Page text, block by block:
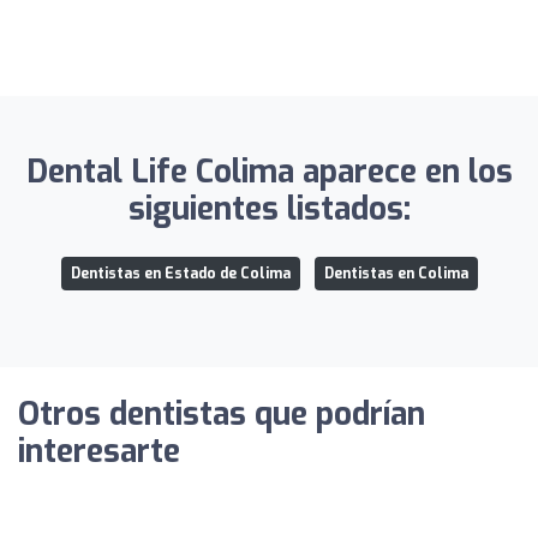
Dental Life Colima aparece en los
siguientes listados:
Dentistas en Estado de Colima Dentistas en Colima
Otros dentistas que podrían
interesarte